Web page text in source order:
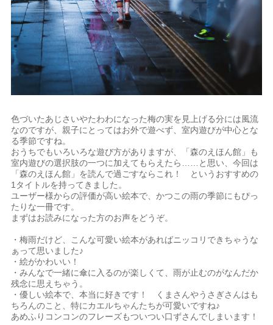
色づいたあじさいやたわわになった梅の実を見上げる分には風流
なのですが、親子にとってはお外で遊べず、室内遊びが中心とな
る季節ですね。
おうちでもいろいろな遊び方がありますが、「森のえほん館」も
室内遊びの選択肢の一つに加えてもらえたら……と思い、今回は
「森のえほん館」を読んで過ごすならこれ！ というおすすめの
1タイトルを持ってきました。
ユーザー様からの評価が高い絵本で、かつこの雨の季節にもぴっ
たりな一冊です。
まずはお読みになった方のお声をどうぞ。
・梅雨だけど、こんな可愛い絵本があればニッコリできちゃうな
ぁって思いました♪
・絵がかわいい！
・みんなで一緒に傘に入るのが楽しくて、雨が止むのがなんだか
残念に思えちゃう。
・優しい絵本で、本当に好きです！ くまさんやうさぎさんはも
ちろんのこと、特にカエルちゃんたちが可愛いですね♪
あめふりコンコンのフレーズもついつい口ずさんでしまいます！